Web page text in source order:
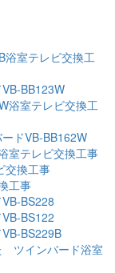
浴室テレビ交換工
BB123W
浴室テレビ交換工
ドVB-BB162W
室テレビ交換工事
交換工事
工事
BS228
BS122
BS229B
ツインバード浴室